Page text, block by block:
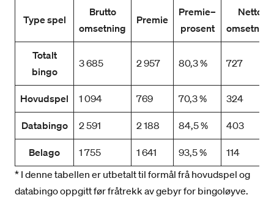
Type spel
Brutto
omsetning
Premie
Premie–
prosent
Netto
omsetning
Totalt
bingo
3 685 2 957 80,3 % 727
Hovudspel 1 094 769 70,3 % 324
Databingo 2 591 2 188 84,5 % 403
Belago 1 755 1 641 93,5 %
114
* I denne tabellen er utbetalt til formål frå hovudspel og
databingo oppgitt før fråtrekk av gebyr for bingoløyve.